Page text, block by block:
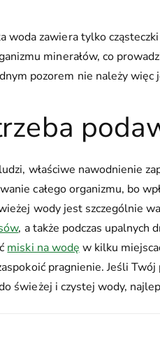
woda zawiera tylko
minerałów, co
pozorem nie należy więc
właściwe nawodnienie
całego organizmu, bo
wody jest szczególnie
, a także podczas upalnych
miski na wodę w kilku
pragnienie. Jeśli
świeżej i czystej wody,